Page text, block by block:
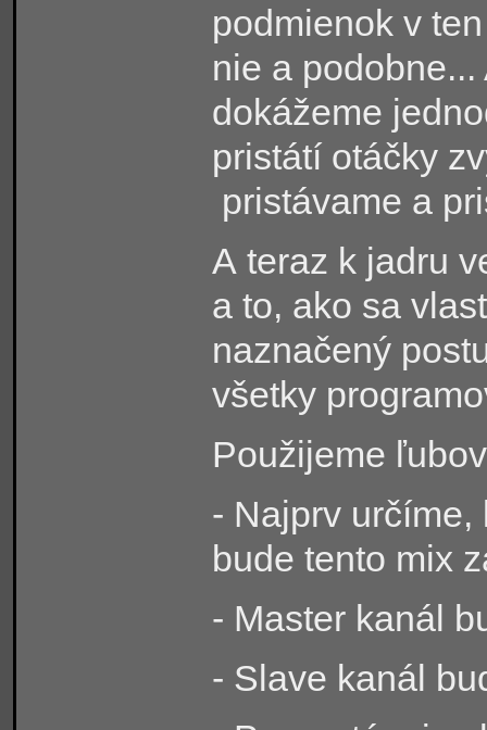
podmienok v
nie a
dokážeme
pristátí otáčky
pristávame a
A teraz k jadru
a to, ako sa
naznačený
všetky
Použijeme
- Najprv
bude tento mix
- Master kanál
- Slave kanál